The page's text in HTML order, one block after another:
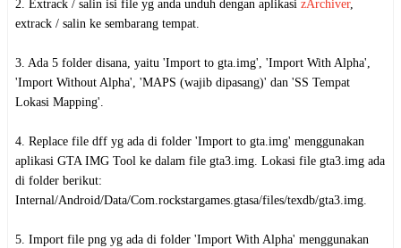
2. Extrack / salin isi file yg anda unduh dengan aplikasi zArchiver,
extrack / salin ke sembarang tempat.
3. Ada 5 folder disana, yaitu 'Import to gta.img', 'Import With Alpha',
'Import Without Alpha', 'MAPS (wajib dipasang)' dan 'SS Tempat
Lokasi Mapping'.
4. Replace file dff yg ada di folder 'Import to gta.img' menggunakan
aplikasi GTA IMG Tool ke dalam file gta3.img. Lokasi file gta3.img ada
di folder berikut:
Internal/Android/Data/Com.rockstargames.gtasa/files/texdb/gta3.img.
5. Import file png yg ada di folder 'Import With Alpha' menggunakan